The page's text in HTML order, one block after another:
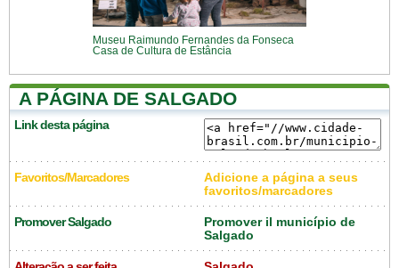
Museu Raimundo Fernandes da Fonseca
Casa de Cultura de Estância
A PÁGINA DE SALGADO
Link desta página
Favoritos/Marcadores
Adicione a página a seus
favoritos/marcadores
Promover Salgado
Promover il município de
Salgado